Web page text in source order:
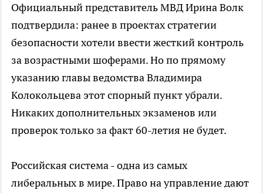
Официальный представитель МВД Ирина Волк
подтвердила: ранее в проектах стратегии
безопасности хотели ввести жесткий контроль
за возрастными шоферами. Но по прямому
указанию главы ведомства Владимира
Колокольцева этот спорный пункт убрали.
Никаких дополнительных экзаменов или
проверок только за факт 60-летия не будет.
Российская система - одна из самых
либеральных в мире. Право на управление дают